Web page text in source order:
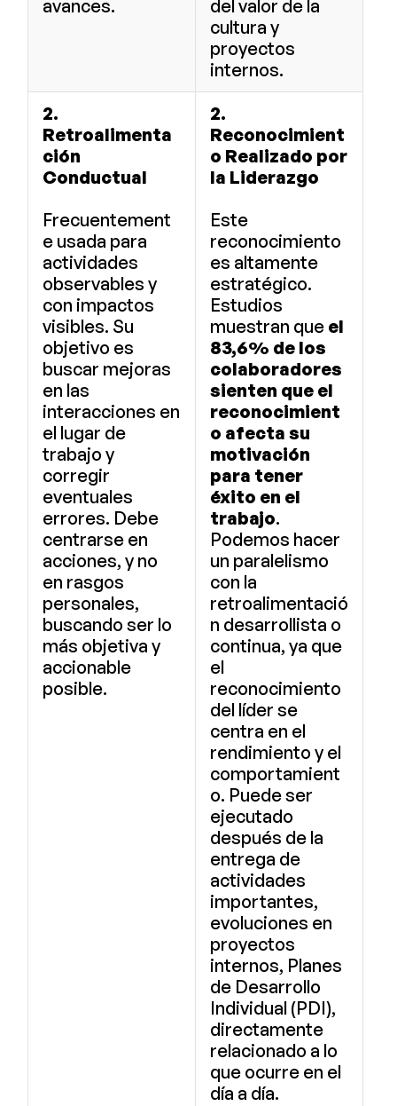
avances.
del valor de la
cultura y
proyectos
internos.
2.
Retroalimenta
ción
Conductual
Frecuentement
e usada para
actividades
observables y
con impactos
visibles. Su
objetivo es
buscar mejoras
en las
interacciones en
el lugar de
trabajo y
corregir
eventuales
errores. Debe
centrarse en
acciones, y no
en rasgos
personales,
buscando ser lo
más objetiva y
accionable
posible.
2.
Reconocimient
o Realizado por
la Liderazgo
Este
reconocimiento
es altamente
estratégico.
Estudios
muestran que el
83,6% de los
colaboradores
sienten que el
reconocimient
o afecta su
motivación
para tener
éxito en el
trabajo.
Podemos hacer
un paralelismo
con la
retroalimentació
n desarrollista o
continua, ya que
el
reconocimiento
del líder se
centra en el
rendimiento y el
comportamient
o. Puede ser
ejecutado
después de la
entrega de
actividades
importantes,
evoluciones en
proyectos
internos, Planes
de Desarrollo
Individual (PDI),
directamente
relacionado a lo
que ocurre en el
día a día.